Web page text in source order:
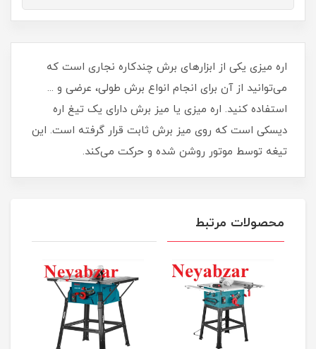
اره میزی یکی از ابزارهای برش چندکاره نجاری است که
می‌توانید از آن برای انجام انواع برش طولی، عرضی و ...
استفاده کنید. اره میزی یا میز برش دارای یک تیغ اره
دیسکی است که روی میز برش ثابت قرار گرفته است. این
تیغه توسط موتور روشن شده و حرکت می‌کند.
محصولات مرتبط